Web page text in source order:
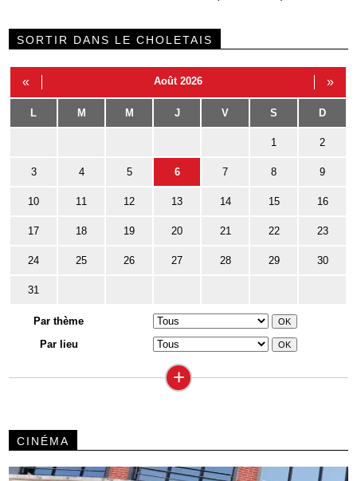
SORTIR DANS LE CHOLETAIS
« Août 2026 »
L M M J V S D
1 2
3 4 5 6 7 8 9
10 11 12 13 14 15 16
17 18 19 20 21 22 23
24 25 26 27 28 29 30
31
Par thème
Par lieu
+
CINÉMA